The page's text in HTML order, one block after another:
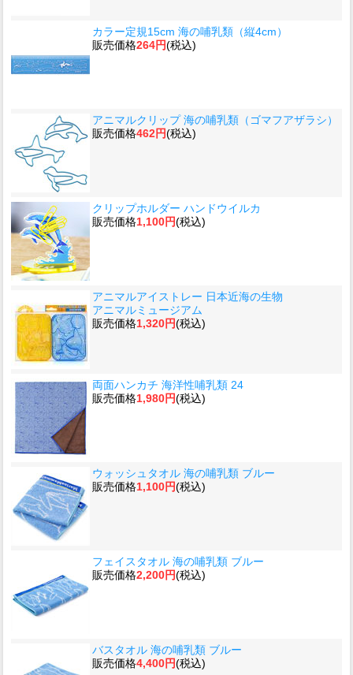
カラー定規15cm 海の哺乳類（縦4cm）
販売価格264円(税込)
アニマルクリップ 海の哺乳類（ゴマフアザラシ）
販売価格462円(税込)
クリップホルダー ハンドウイルカ
販売価格1,100円(税込)
アニマルアイストレー 日本近海の生物
アニマルミュージアム
販売価格1,320円(税込)
両面ハンカチ 海洋性哺乳類 24
販売価格1,980円(税込)
ウォッシュタオル 海の哺乳類 ブルー
販売価格1,100円(税込)
フェイスタオル 海の哺乳類 ブルー
販売価格2,200円(税込)
バスタオル 海の哺乳類 ブルー
販売価格4,400円(税込)